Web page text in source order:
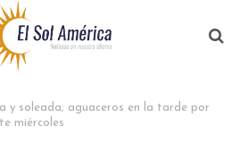
y soleada; aguaceros en la tarde por
miércoles